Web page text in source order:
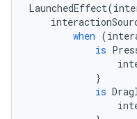
LaunchedEffect(
when (
is
}
is